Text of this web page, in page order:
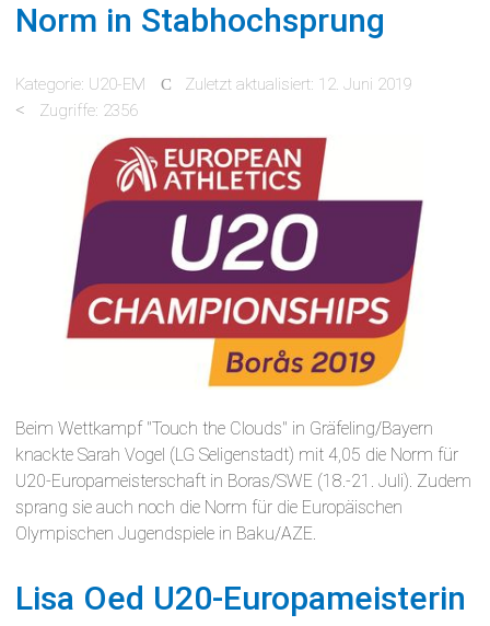
Norm in Stabhochsprung
Kategorie: U20-EM
Zuletzt aktualisiert: 12. Juni 2019
Zugriffe: 2356
Beim Wettkampf "Touch the Clouds" in Gräfeling/Bayern
knackte Sarah Vogel (LG Seligenstadt) mit 4,05 die Norm für
U20-Europameisterschaft in Boras/SWE (18.-21. Juli). Zudem
sprang sie auch noch die Norm für die Europäischen
Olympischen Jugendspiele in Baku/AZE.
Lisa Oed U20-Europameisterin